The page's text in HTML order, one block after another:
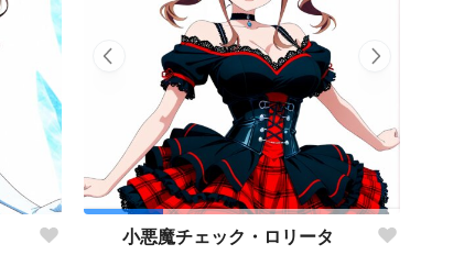
小悪魔チェック・ロリータ